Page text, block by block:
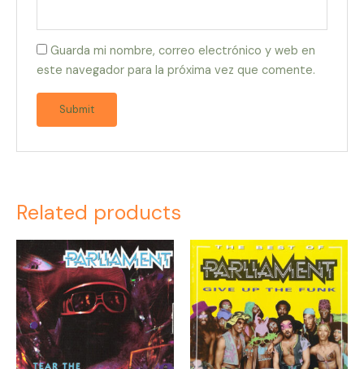
Guarda mi nombre, correo electrónico y web en
este navegador para la próxima vez que comente.
Related products